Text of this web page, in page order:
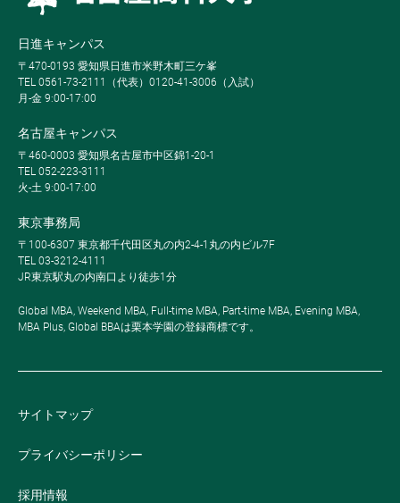
日進キャンパス
〒470-0193 愛知県日進市米野木町三ケ峯
TEL 0561-73-2111（代表）0120-41-3006（入試）
月-金 9:00-17:00
名古屋キャンパス
〒460-0003 愛知県名古屋市中区錦1-20-1
TEL 052-223-3111
火-土 9:00-17:00
東京事務局
〒100-6307 東京都千代田区丸の内2-4-1丸の内ビル7F
TEL 03-3212-4111
JR東京駅丸の内南口より徒歩1分
Global MBA, Weekend MBA, Full-time MBA, Part-time MBA, Evening MBA,
MBA Plus, Global BBAは栗本学園の登録商標です。
サイトマップ
プライバシーポリシー
採用情報